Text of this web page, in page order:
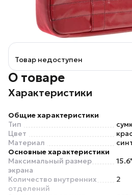
Товар недоступен
О товаре
Характеристики
Общие характеристики
Тип
Цвет
Материал
Основные характеристики
Максимальный размер
экрана
15.6"
Количество внутренних
отделений
2